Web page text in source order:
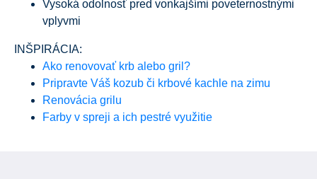
Vysoká odolnosť pred vonkajšími poveternostnými
vplyvmi
INŠPIRÁCIA:
Ako renovovať krb alebo gril?
Pripravte Váš kozub či krbové kachle na zimu
Renovácia grilu
Farby v spreji a ich pestré využitie